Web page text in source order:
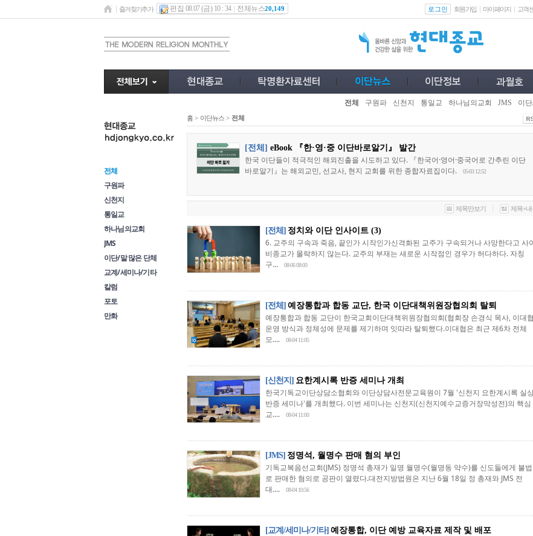
즐겨찾기추가 편집 08.07 (금) 10 : 34 전체뉴스20,149 로그인 회원가입 마이페이지 고객
전체 구원파 신천지 통일교 하나님의교회 JMS 이
전체
구원파
신천지
통일교
하나님의교회
JMS
이단/말 많은 단체
교계/세미나/기타
칼럼
포토
만화
홈 > 이단뉴스 > 전체
[전체] eBook 『한·영·중 이단바로알기』 발간
한국 이단들이 적극적인 해외진출을 시도하고 있다. 『한국어·영어·중국어로 간추린 이단
바로알기』는 해외교민, 선교사, 현지 교회를 위한 종합자료집이다.
05-03 12:52
제목만보기 제목+내
[전체] 정치와 이단 인사이트 (3)
6. 교주의 구속과 죽음, 끝인가 시작인가신격화된 교주가 구속되거나 사망한다고 사
비종교가 몰락하지 않는다. 교주의 부재는 새로운 시작점인 경우가 허다하다. 자칭
구...
08-06 08:00
[전체] 예장통합과 합동 교단, 한국 이단대책위원장협의회 탈퇴
예장통합과 합동 교단이 한국교회이단대책위원장협의회(협회장 손경식 목사, 이대
운영 방식과 정체성에 문제를 제기하며 잇따라 탈퇴했다.이대협은 최근 제6차 전체
모....
08-04 11:05
[신천지] 요한계시록 반증 세미나 개최
한국기독교이단상담소협회와 이단상담사전문교육원이 7월 '신천지 요한계시록 실
반증 세미나'를 개최했다. 이번 세미나는 신천지(신천지예수교증거장막성전)의 핵심
교....
08-04 11:00
[JMS] 정명석, 월명수 판매 혐의 부인
기독교복음선교회(JMS) 정명석 총재가 일명 월명수(월명동 약수)를 신도들에게 불
로 판매한 혐의로 공판이 열렸다.대전지방법원은 지난 6월 18일 정 총재와 JMS 전
대....
08-04 10:56
[교계/세미나/기타] 예장통합, 이단 예방 교육자료 제작 및 배포